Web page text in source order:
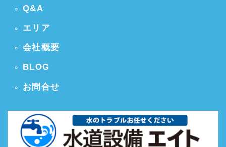
Q&A
エリア
会社概要
BLOG
お問合せ